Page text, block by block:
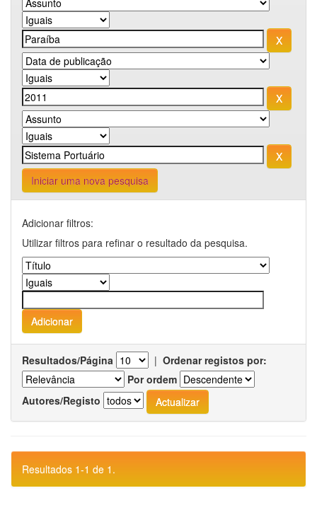
Iniciar uma nova pesquisa
Adicionar filtros:
Utilizar filtros para refinar o resultado da pesquisa.
Resultados/Página | Ordenar registos por:
Por ordem
Autores/Registo
Resultados 1-1 de 1.